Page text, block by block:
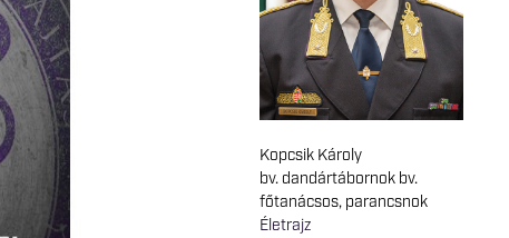
Kopcsik Károly
bv. dandártábornok bv.
főtanácsos, parancsnok
Életrajz